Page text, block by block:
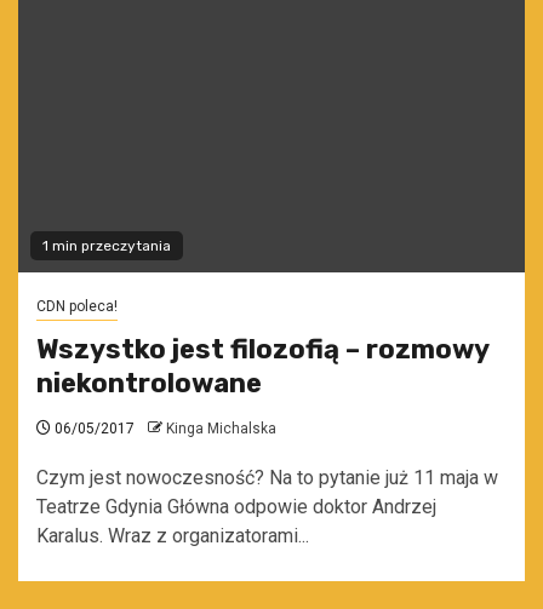
1 min przeczytania
CDN poleca!
Wszystko jest filozofią – rozmowy
niekontrolowane
06/05/2017 Kinga Michalska
Czym jest nowoczesność? Na to pytanie już 11 maja w
Teatrze Gdynia Główna odpowie doktor Andrzej
Karalus. Wraz z organizatorami...